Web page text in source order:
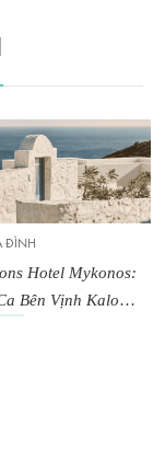
ĐÌNH
Hotel Mykonos:
Bên Vịnh Kalo